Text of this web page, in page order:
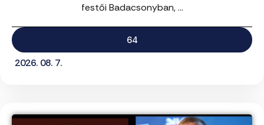
festői Badacsonyban, ...
64
2026. 08. 7.